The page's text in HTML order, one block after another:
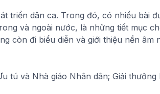
triển dân ca. Trong đó, có nhiều bài
và ngoài nước, là những tiết mục
còn đi biểu diễn và giới thiệu nền
tú và Nhà giáo Nhân dân; Giải